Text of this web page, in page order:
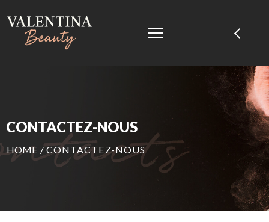
CONTACTEZ-NOUS
HOME /CONTACTEZ-NOUS